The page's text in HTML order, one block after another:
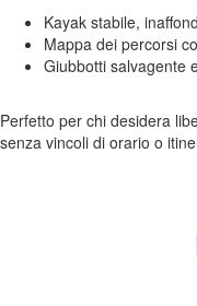
Kayak stabile,
Mappa dei percorsi
Giubbotti salvagente
Perfetto per chi desidera
senza vincoli di orario o